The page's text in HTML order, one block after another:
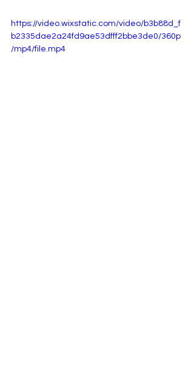
https://video.wixstatic.com/video/b3b88d_f
b2335dae2a24fd9ae53dfff2bbe3de0/360p
/mp4/file.mp4